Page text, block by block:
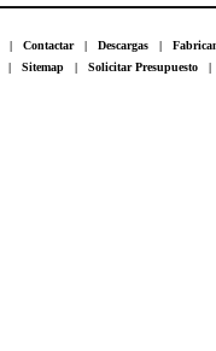
| Contactar| Descargas |
| Sitemap | Solicitar Presupuesto